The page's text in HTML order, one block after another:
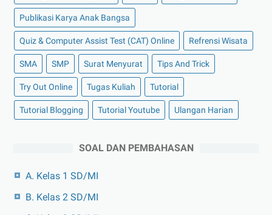
Publikasi Karya Anak Bangsa
Quiz & Computer Assist Test (CAT) Online Refrensi Wisata
SMA SMP Surat Menyurat Tips And Trick
Try Out Online Tugas Kuliah Tutorial
Tutorial Blogging Tutorial Youtube Ulangan Harian
SOAL DAN PEMBAHASAN
A. Kelas 1 SD/MI
B. Kelas 2 SD/MI